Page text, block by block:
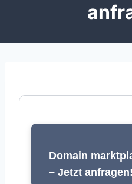
Domain
– Jetzt anfragen!